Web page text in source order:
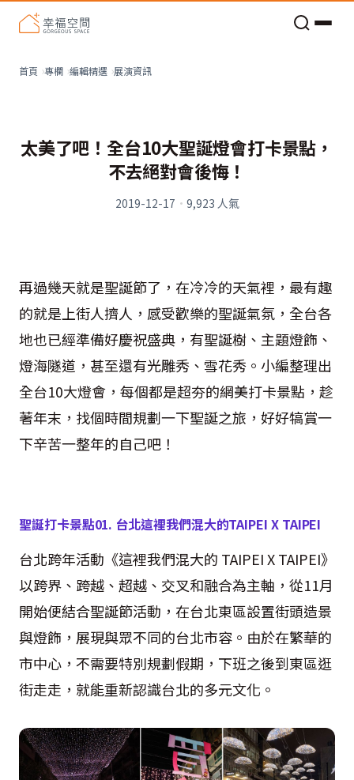
首頁 專欄 編輯精選 展演資訊
太美了吧！全台10大聖誕燈會打卡景點，
不去絕對會後悔！
2019-12-17 · 9,923 人氣
再過幾天就是聖誕節了，在冷冷的天氣裡，最有趣
的就是上街人擠人，感受歡樂的聖誕氣氛，全台各
地也已經準備好慶祝盛典，有聖誕樹、主題燈飾、
燈海隧道，甚至還有光雕秀、雪花秀。小編整理出
全台10大燈會，每個都是超夯的網美打卡景點，趁
著年末，找個時間規劃一下聖誕之旅，好好犒賞一
下辛苦一整年的自己吧！
聖誕打卡景點01. 台北這裡我們混大的TAIPEI X TAIPEI
台北跨年活動《這裡我們混大的 TAIPEI X TAIPEI》
以跨界、跨越、超越、交叉和融合為主軸，從11月
開始便結合聖誕節活動，在台北東區設置街頭造景
與燈飾，展現與眾不同的台北市容。由於在繁華的
市中心，不需要特別規劃假期，下班之後到東區逛
街走走，就能重新認識台北的多元文化。